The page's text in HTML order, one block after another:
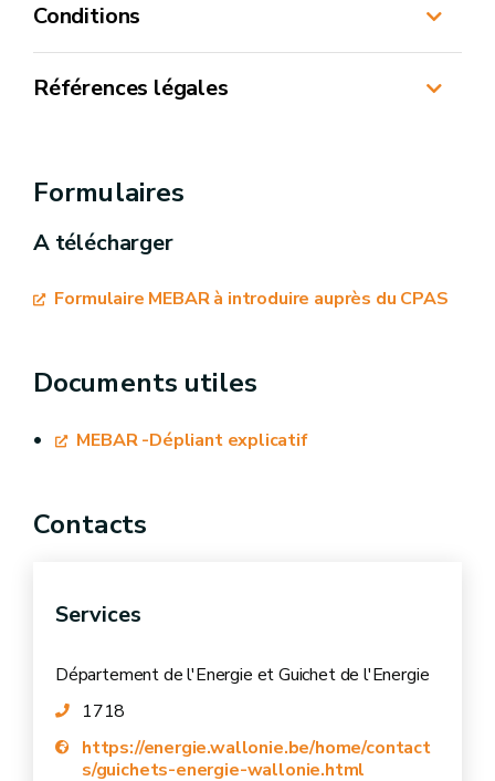
Conditions
Références légales
décembre 1998 relatif à l’octroi de subventions
l’utilisation rationnelle et efficiente de
Formulaires
A télécharger
Formulaire MEBAR à introduire auprès du CPAS
Documents utiles
MEBAR -Dépliant explicatif
Contacts
Services
Département de l'Energie et Guichet de l'Energie
1718
https://energie.wallonie.be/home/contact
s/guichets-energie-wallonie.html